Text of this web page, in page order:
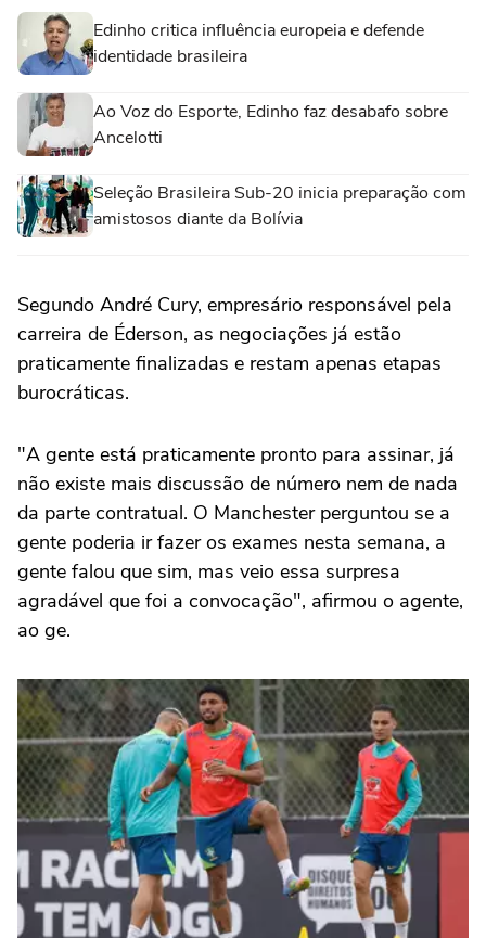
Edinho critica influência europeia e defende
identidade brasileira
Ao Voz do Esporte, Edinho faz desabafo sobre
Ancelotti
Seleção Brasileira Sub-20 inicia preparação com
amistosos diante da Bolívia
Segundo André Cury, empresário responsável pela
carreira de Éderson, as negociações já estão
praticamente finalizadas e restam apenas etapas
burocráticas.
"A gente está praticamente pronto para assinar, já
não existe mais discussão de número nem de nada
da parte contratual. O Manchester perguntou se a
gente poderia ir fazer os exames nesta semana, a
gente falou que sim, mas veio essa surpresa
agradável que foi a convocação", afirmou o agente,
ao ge.